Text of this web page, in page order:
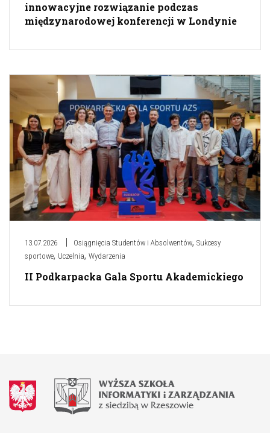
innowacyjne rozwiązanie podczas
międzynarodowej konferencji w Londynie
13.07.2026 Osiągnięcia Studentów i Absolwentów, Sukcesy
sportowe, Uczelnia, Wydarzenia
II Podkarpacka Gala Sportu Akademickiego